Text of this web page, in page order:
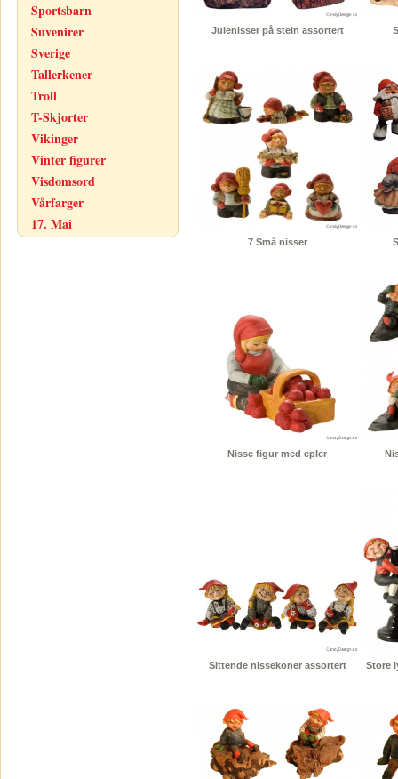
Sportsbarn
Suvenirer
Sverige
Tallerkener
Troll
T-Skjorter
Vikinger
Vinter figurer
Visdomsord
Vårfarger
17. Mai
Julenisser på stein assortert
7 Små nisser
Nisse figur med epler
Sittende nissekoner assortert Store